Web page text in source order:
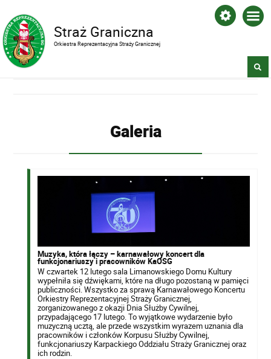
Straż Graniczna
Orkiestra Reprezentacyjna Straży Granicznej
Galeria
Muzyka, która łączy – karnawałowy koncert dla
funkcjonariuszy i pracowników KaOSG
W czwartek 12 lutego sala Limanowskiego Domu Kultury
wypełniła się dźwiękami, które na długo pozostaną w pamięci
publiczności. Wszystko za sprawą Karnawałowego Koncertu
Orkiestry Reprezentacyjnej Straży Granicznej,
zorganizowanego z okazji Dnia Służby Cywilnej,
przypadającego 17 lutego. To wyjątkowe wydarzenie było
muzyczną ucztą, ale przede wszystkim wyrazem uznania dla
pracowników i członków Korpusu Służby Cywilnej,
funkcjonariuszy Karpackiego Oddziału Straży Granicznej oraz
ich rodzin.